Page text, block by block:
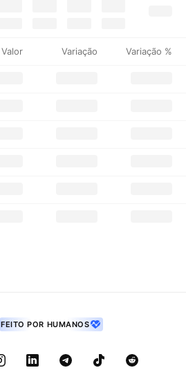
Valor Variação Variação %
FEITO POR HUMANOS